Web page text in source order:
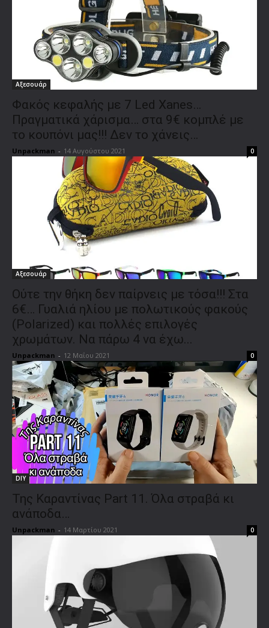
Αξεσουάρ
Φακός κεφαλής με 7 Led Xanes…
Πραγματικά χάρισμα… στα 9€ κομπλέ με
το κουπόνι μας!!! Δεν το χάνεις…
Unpackman - 14 Αυγούστου 2021 0
Αξεσουάρ
Ούτε την θήκη δεν παίρνεις με τόσα!!! Στα
6€… Γυαλιά ηλίου με πολωτικούς φακούς
(Polarized) και πολλές επιλογές
χρωμάτων. Να πάρω 4 να έχω...
Unpackman - 12 Μαΐου 2021 0
DIY
Της Καραντίνας Part 11. Όλα στραβά κι
ανάποδα…
Unpackman - 14 Μαρτίου 2021 0